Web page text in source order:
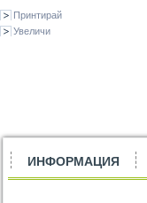
Принтирай
Увеличи
ИНФОРМАЦИЯ